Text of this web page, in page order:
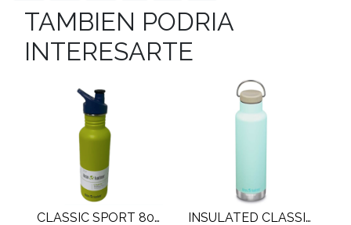
TAMBIEN PODRIA
INTERESARTE
CLASSIC SPORT 800 ML INSULATED CLASSIC 592 ML LOOP CAP